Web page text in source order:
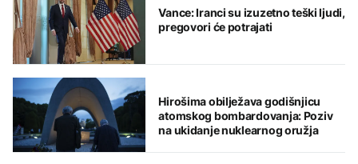
Vance: Iranci su izuzetno teški ljudi,
pregovori će potrajati
Hirošima obilježava godišnjicu
atomskog bombardovanja: Poziv
na ukidanje nuklearnog oružja